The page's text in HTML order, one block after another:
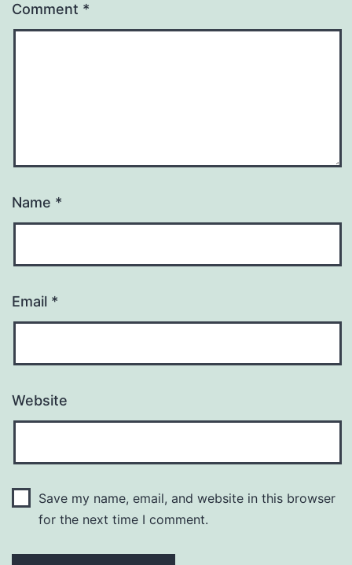
Comment *
Name *
Email *
Website
Save my name, email, and website in this browser
for the next time I comment.